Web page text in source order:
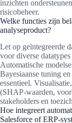
inzichten
risicobeheer.
Welke functies zijn
analyseproduct?
Let op geïntegreerde
voor diverse
Automatische
Bayesiaanse tuning
essentieel.
(SHAP-waarden,
stakeholders en
Hoe integreert
Salesforce of